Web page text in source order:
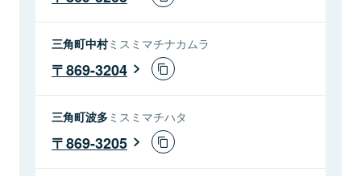
三角町中村ミスミマチナカムラ
869-3204
三角町波多ミスミマチハタ
869-3205